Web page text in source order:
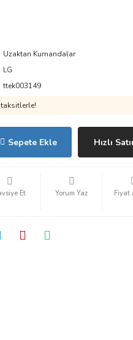
Uzaktan Kumandalar
LG
ttek003149
Sepete Ekle Hızlı
Et Yorum Yaz Fiyat